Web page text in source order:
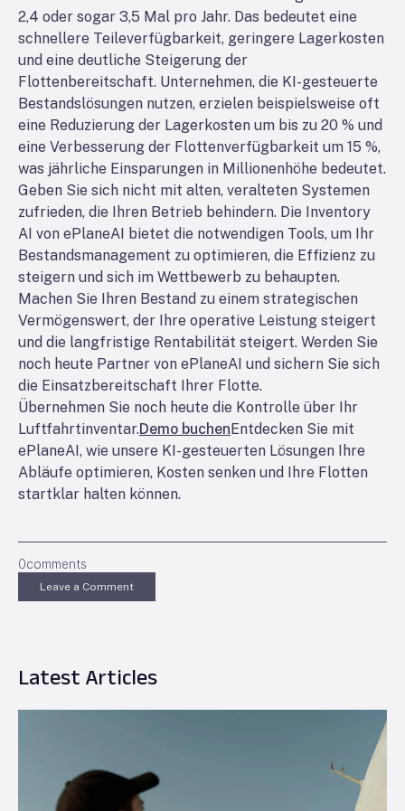
2,4 oder sogar 3,5 Mal pro Jahr. Das bedeutet eine
schnellere Teileverfügbarkeit, geringere Lagerkosten
und eine deutliche Steigerung der
Flottenbereitschaft. Unternehmen, die KI-gesteuerte
Bestandslösungen nutzen, erzielen beispielsweise oft
eine Reduzierung der Lagerkosten um bis zu 20 % und
eine Verbesserung der Flottenverfügbarkeit um 15 %,
was jährliche Einsparungen in Millionenhöhe bedeutet.
Geben Sie sich nicht mit alten, veralteten Systemen
zufrieden, die Ihren Betrieb behindern. Die Inventory
AI von ePlaneAI bietet die notwendigen Tools, um Ihr
Bestandsmanagement zu optimieren, die Effizienz zu
steigern und sich im Wettbewerb zu behaupten.
Machen Sie Ihren Bestand zu einem strategischen
Vermögenswert, der Ihre operative Leistung steigert
und die langfristige Rentabilität steigert. Werden Sie
noch heute Partner von ePlaneAI und sichern Sie sich
die Einsatzbereitschaft Ihrer Flotte.
Übernehmen Sie noch heute die Kontrolle über Ihr
Luftfahrtinventar.Demo buchenEntdecken Sie mit
ePlaneAI, wie unsere KI-gesteuerten Lösungen Ihre
Abläufe optimieren, Kosten senken und Ihre Flotten
startklar halten können.
0comments
Leave a Comment
Latest Articles